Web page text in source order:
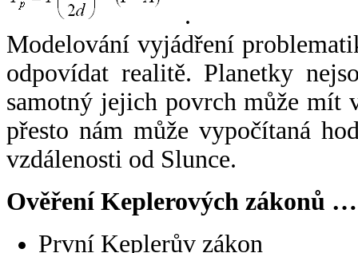
.
Modelování vyjádření
odpovídat realitě. Planetky
samotný jejich povrch může mít
přesto nám může vypočítaná
vzdálenosti od Slunce.
Ověření Keplerových zákonů …
První Keplerův zákon